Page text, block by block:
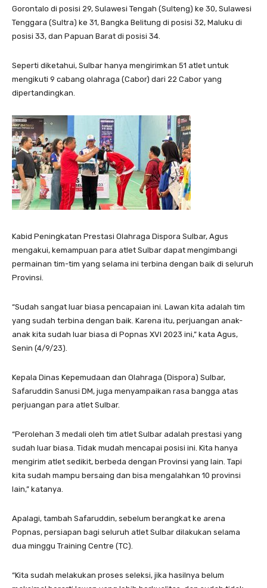
Gorontalo di posisi 29, Sulawesi Tengah (Sulteng) ke 30, Sulawesi
Tenggara (Sultra) ke 31, Bangka Belitung di posisi 32, Maluku di
posisi 33, dan Papuan Barat di posisi 34.
Seperti diketahui, Sulbar hanya mengirimkan 51 atlet untuk
mengikuti 9 cabang olahraga (Cabor) dari 22 Cabor yang
dipertandingkan.
Kabid Peningkatan Prestasi Olahraga Dispora Sulbar, Agus
mengakui, kemampuan para atlet Sulbar dapat mengimbangi
permainan tim-tim yang selama ini terbina dengan baik di seluruh
Provinsi.
“Sudah sangat luar biasa pencapaian ini. Lawan kita adalah tim
yang sudah terbina dengan baik. Karena itu, perjuangan anak-
anak kita sudah luar biasa di Popnas XVI 2023 ini,” kata Agus,
Senin (4/9/23).
Kepala Dinas Kepemudaan dan Olahraga (Dispora) Sulbar,
Safaruddin Sanusi DM, juga menyampaikan rasa bangga atas
perjuangan para atlet Sulbar.
“Perolehan 3 medali oleh tim atlet Sulbar adalah prestasi yang
sudah luar biasa. Tidak mudah mencapai posisi ini. Kita hanya
mengirim atlet sedikit, berbeda dengan Provinsi yang lain. Tapi
kita sudah mampu bersaing dan bisa mengalahkan 10 provinsi
lain,” katanya.
Apalagi, tambah Safaruddin, sebelum berangkat ke arena
Popnas, persiapan bagi seluruh atlet Sulbar dilakukan selama
dua minggu Training Centre (TC).
“Kita sudah melakukan proses seleksi, jika hasilnya belum